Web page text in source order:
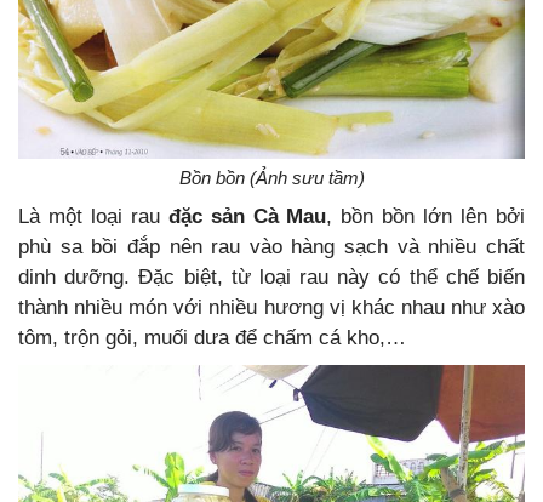
Bồn bồn (Ảnh sưu tầm)
Là một loại rau đặc sản Cà Mau, bồn bồn lớn lên bởi
phù sa bồi đắp nên rau vào hàng sạch và nhiều chất
dinh dưỡng. Đặc biệt, từ loại rau này có thể chế biến
thành nhiều món với nhiều hương vị khác nhau như xào
tôm, trộn gỏi, muối dưa để chấm cá kho,…